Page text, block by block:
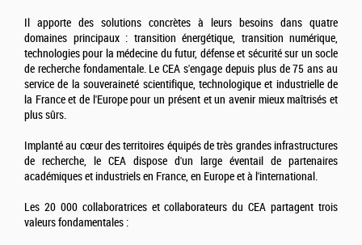
Il apporte des solutions concrètes à leurs besoins dans quatre
domaines principaux : transition énergétique, transition numérique,
technologies pour la médecine du futur, défense et sécurité sur un socle
de recherche fondamentale. Le CEA s'engage depuis plus de 75 ans au
service de la souveraineté scientifique, technologique et industrielle de
la France et de l'Europe pour un présent et un avenir mieux maîtrisés et
plus sûrs.
Implanté au cœur des territoires équipés de très grandes infrastructures
de recherche, le CEA dispose d'un large éventail de partenaires
académiques et industriels en France, en Europe et à l'international.
Les 20 000 collaboratrices et collaborateurs du CEA partagent trois
valeurs fondamentales :